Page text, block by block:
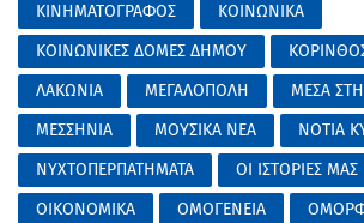
ΚΙΝΗΜΑΤΟΓΡΑΦΟΣ
ΚΟΙΝΩΝΙΚΑ
ΚΟΙΝΩΝΙΚΕΣ ΔΟΜΕΣ ΔΗΜΟΥ
ΛΑΚΩΝΙΑ
ΜΕΓΑΛΟΠΟΛΗ
ΜΕΣΑ
ΜΕΣΣΗΝΙΑ
ΜΟΥΣΙΚΑ ΝΕΑ
ΝΟΤΙΑ
ΝΥΧΤΟΠΕΡΠΑΤΗΜΑΤΑ
ΟΙ ΙΣΤΟΡΙΕΣ ΜΑΣ
ΟΙΚΟΝΟΜΙΚΑ
ΟΜΟΓΕΝΕΙΑ